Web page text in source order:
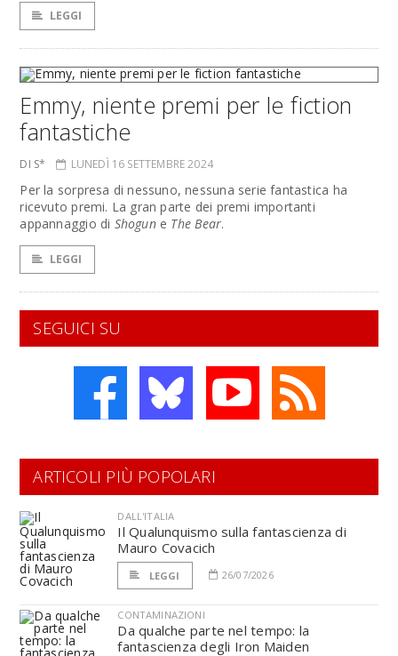
LEGGI
Emmy, niente premi per le fiction
fantastiche
DI S* LUNEDÌ 16 SETTEMBRE 2024
Per la sorpresa di nessuno, nessuna serie fantastica ha
ricevuto premi. La gran parte dei premi importanti
appannaggio di Shogune The Bear.
LEGGI
SEGUICI SU
ARTICOLI PIÙ POPOLARI
DALL'ITALIA
Il Qualunquismo sulla fantascienza di
Mauro Covacich
LEGGI 26/07/2026
CONTAMINAZIONI
Da qualche parte nel tempo: la
fantascienza degli Iron Maiden